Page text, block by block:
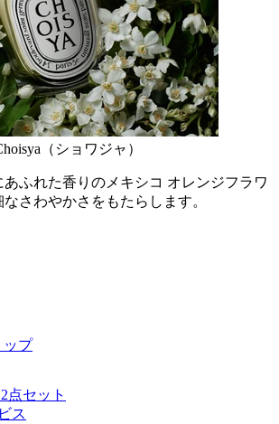
（ショワジャ）
ふれた香りのメキシコ オレンジフラワ
さわやかさをもたらします。
ップ
点セット
ス